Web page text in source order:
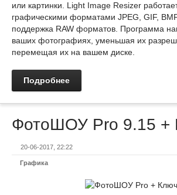
или картинки. Light Image Resizer
графическими форматами JPEG, GIF,
поддержка RAW форматов. Программа
ваших фотографиях, уменьшая их
перемещая их на вашем диске.
Подробнее
ФотоШОУ Pro 9.15 +
20-06-2017, 22:22
Графика